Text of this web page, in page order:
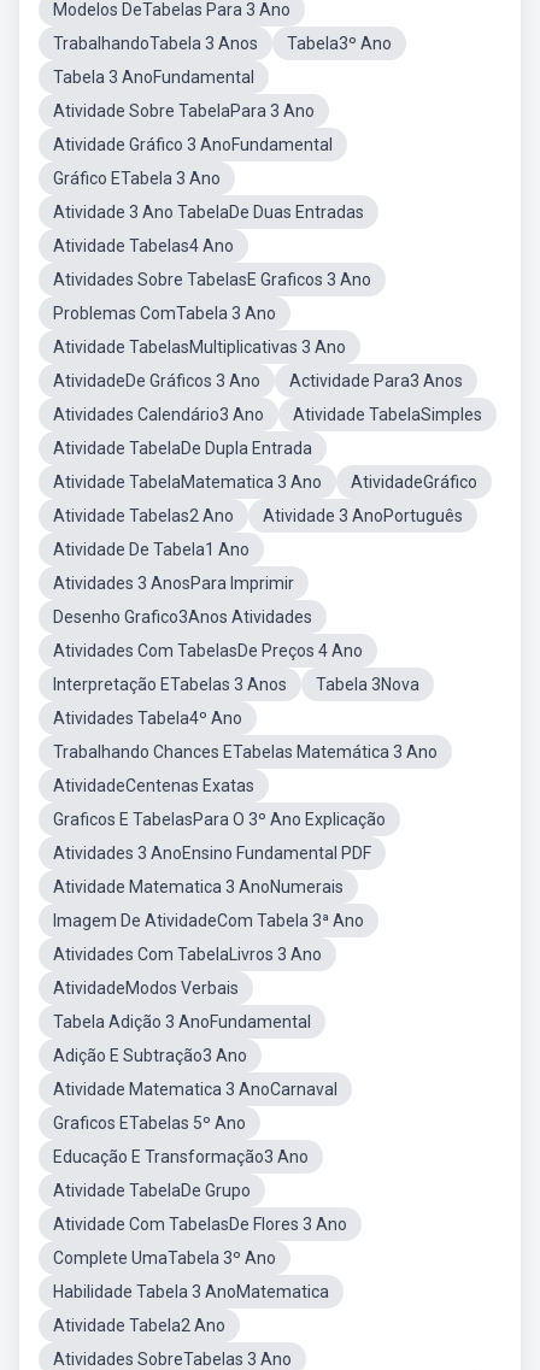
Modelos DeTabelas Para 3 Ano
TrabalhandoTabela 3 Anos
Tabela3º Ano
Tabela 3 AnoFundamental
Atividade Sobre TabelaPara 3 Ano
Atividade Gráfico 3 AnoFundamental
Gráfico ETabela 3 Ano
Atividade 3 Ano TabelaDe Duas Entradas
Atividade Tabelas4 Ano
Atividades Sobre TabelasE Graficos 3 Ano
Problemas ComTabela 3 Ano
Atividade TabelasMultiplicativas 3 Ano
AtividadeDe Gráficos 3 Ano
Actividade Para3 Anos
Atividades Calendário3 Ano
Atividade TabelaSimples
Atividade TabelaDe Dupla Entrada
Atividade TabelaMatematica 3 Ano
AtividadeGráfico
Atividade Tabelas2 Ano
Atividade 3 AnoPortuguês
Atividade De Tabela1 Ano
Atividades 3 AnosPara Imprimir
Desenho Grafico3Anos Atividades
Atividades Com TabelasDe Preços 4 Ano
Interpretação ETabelas 3 Anos
Tabela 3Nova
Atividades Tabela4º Ano
Trabalhando Chances ETabelas Matemática 3 Ano
AtividadeCentenas Exatas
Graficos E TabelasPara O 3º Ano Explicação
Atividades 3 AnoEnsino Fundamental PDF
Atividade Matematica 3 AnoNumerais
Imagem De AtividadeCom Tabela 3ª Ano
Atividades Com TabelaLivros 3 Ano
AtividadeModos Verbais
Tabela Adição 3 AnoFundamental
Adição E Subtração3 Ano
Atividade Matematica 3 AnoCarnaval
Graficos ETabelas 5º Ano
Educação E Transformação3 Ano
Atividade TabelaDe Grupo
Atividade Com TabelasDe Flores 3 Ano
Complete UmaTabela 3º Ano
Habilidade Tabela 3 AnoMatematica
Atividade Tabela2 Ano
Atividades SobreTabelas 3 Ano